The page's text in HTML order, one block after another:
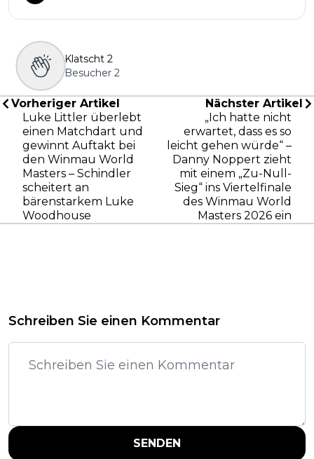
Klatscht 2
Besucher 2
Vorheriger Artikel
Luke Littler überlebt
einen Matchdart und
gewinnt Auftakt bei
den Winmau World
Masters – Schindler
scheitert an
bärenstarkem Luke
Woodhouse
Nächster Artikel
„Ich hatte nicht
erwartet, dass es so
leicht gehen würde“ –
Danny Noppert zieht
mit einem „Zu-Null-
Sieg“ ins Viertelfinale
des Winmau World
Masters 2026 ein
Schreiben Sie einen Kommentar
SENDEN